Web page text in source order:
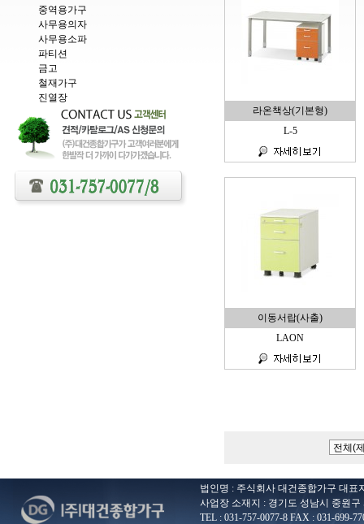
중역용가구
사무용의자
사무용소파
파티션
금고
철재가구
진열장
라온책상(기본형)
L-5
이동서랍(사출)
LAON
법인명 : 주식회사 대건종합가구 대표
사업장 소재지 : 경기도 성남시 중원
TEL : 031-757-0077-8 FAX : 031-699-